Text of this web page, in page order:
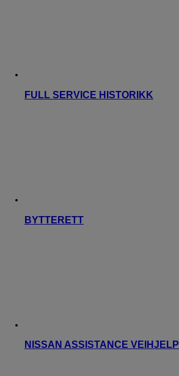
FULL SERVICE HISTORIKK
BYTTERETT
NISSAN ASSISTANCE VEIHJELP